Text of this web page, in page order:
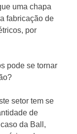
uma chapa
fabricação de
por
pode se tornar
setor tem se
de
da Ball,